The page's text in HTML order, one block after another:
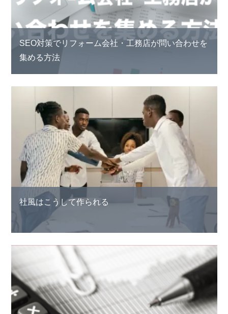
SEO対策でリフォーム会社・工務店が問い合わせを
集める方法
社風はこうして作られる